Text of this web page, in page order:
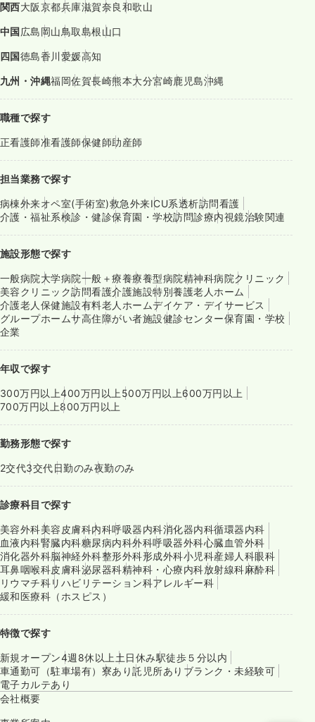
関西大阪京都兵庫滋賀奈良和歌山
中国広島岡山鳥取島根山口
四国徳島香川愛媛高知
九州・沖縄福岡佐賀長崎熊本大分宮崎鹿児島沖縄
職種で探す
正看護師准看護師保健師助産師
担当業務で探す
病棟外来オペ室(手術室)救急外来ICU系透析訪問看護
介護・福祉系検診・健診保育園・学校訪問診療内視鏡治験関連
施設形態で探す
一般病院大学病院一般＋療養療養型病院精神科病院クリニック
美容クリニック訪問看護介護施設特別養護老人ホーム
介護老人保健施設有料老人ホームデイケア・デイサービス
グループホームサ高住障がい者施設健診センター保育園・学校
企業
年収で探す
300万円以上400万円以上 500万円以上600万円以上
700万円以上800万円以上
勤務形態で探す
2交代3交代日勤のみ夜勤のみ
診療科目で探す
美容外科美容皮膚科内科呼吸器内科消化器内科循環器内科
血液内科腎臓内科糖尿病内科外科呼吸器外科心臓血管外科
消化器外科脳神経外科整形外科形成外科小児科産婦人科眼科
耳鼻咽喉科皮膚科泌尿器科精神科・心療内科放射線科麻酔科
リウマチ科リハビリテーション科アレルギー科
緩和医療科（ホスピス）
特徴で探す
新規オープン4週8休以上 土日休み駅徒歩５分以内
車通勤可（駐車場有） 寮あり託児所あり ブランク・未経験可
電子カルテあり
会社概要